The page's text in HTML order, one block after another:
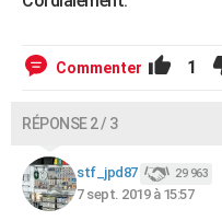
Commenter 1
RÉPONSE 2 / 3
stf_jpd87 29 963
7 sept. 2019 à 15:57